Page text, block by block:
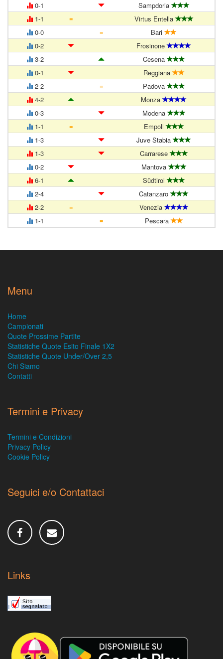
0-1
Sampdoria
1-1
=
Virtus Entella
0-0
=
Bari
0-2
Frosinone
3-2
Cesena
0-1
Reggiana
2-2
=
Padova
4-2
Monza
0-3
Modena
1-1
=
Empoli
1-3
Juve Stabia
1-3
Carrarese
0-2
Mantova
6-1
Südtirol
2-4
Catanzaro
2-2
=
Venezia
1-1
= Pescara
Menu
Home
Campionati
Quote Prossime Partite
Statistiche Quote Esito Finale 1X2
Statistiche Quote Under/Over 2,5
Chi Siamo
Contatti
Termini e Privacy
Termini e Condizioni
Privacy Policy
Cookie Policy
Seguici e/o Contattaci
Links